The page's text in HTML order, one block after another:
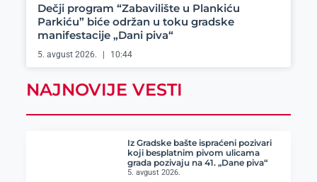
Dečji program “Zabavilište u Plankiću
Parkiću” biće održan u toku gradske
manifestacije „Dani piva“
5. avgust 2026. 10:44
NAJNOVIJE VESTI
Iz Gradske bašte ispraćeni pozivari
koji besplatnim pivom ulicama
grada pozivaju na 41. „Dane piva“
5. avgust 2026.